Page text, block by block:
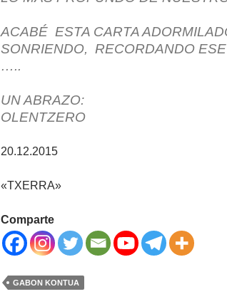
ACABÉ ESTA CARTA
SONRIENDO, RECORDANDO ESE
…..
UN ABRAZO:
OLENTZERO
20.12.2015
«TXERRA»
Comparte
GABON KONTUA